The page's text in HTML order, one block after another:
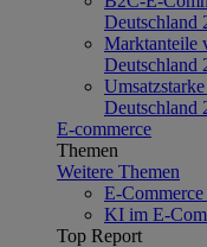
Deutschland
Marktanteile
Deutschland
Deutschland
E-commerce
Themen
Weitere Themen
E-
KI im E-
Top Report